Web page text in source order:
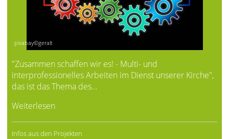
pixabay©geralt
"Zusammen schaffen wir es! - Multi- und
interprofessionelles Arbeiten im Dienst unserer Kirche",
das ist das Thema des…
Weiterlesen
Infos aus den Projekten